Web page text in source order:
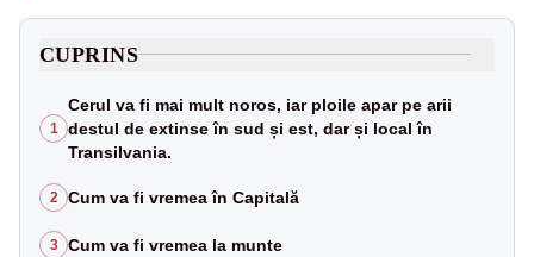
CUPRINS
1
Cerul va fi mai mult noros, iar ploile apar pe arii
destul de extinse în sud și est, dar și local în
Transilvania.
2 Cum va fi vremea în Capitală
3 Cum va fi vremea la munte